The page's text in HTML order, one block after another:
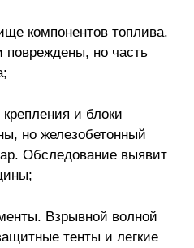
компонентов топлива.
повреждены, но часть
и блоки
но железобетонный
Обследование выявит
Взрывной волной
тенты и легкие